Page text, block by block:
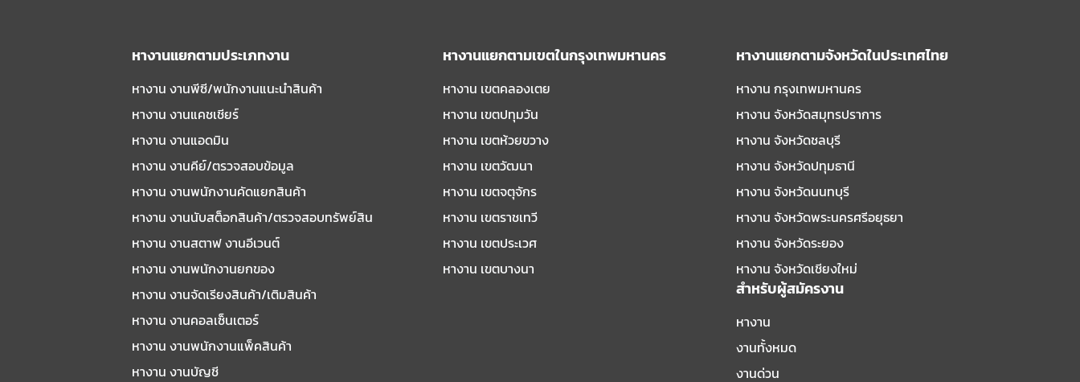
หางานแยกตามประเภทงาน
หางาน งานพีซี/พนักงานแนะนําสินค้า
หางาน งานแคชเชียร์
หางาน งานแอดมิน
หางาน งานคีย์/ตรวจสอบข้อมูล
หางาน งานพนักงานคัดแยกสินค้า
หางาน งานนับสต็อกสินค้า/ตรวจสอบทรัพย์สิน
หางาน งานสตาฟ งานอีเวนต์
หางาน งานพนักงานยกของ
หางาน งานจัดเรียงสินค้า/เติมสินค้า
หางาน งานคอลเซ็นเตอร์
หางาน งานพนักงานแพ็คสินค้า
หางาน งานบัญชี
หางานแยกตามเขตในกรุงเทพมหานคร
หางาน เขตคลองเตย
หางาน เขตปทุมวัน
หางาน เขตห้วยขวาง
หางาน เขตวัฒนา
หางาน เขตจตุจักร
หางาน เขตราชเทวี
หางาน เขตประเวศ
หางาน เขตบางนา
หางานแยกตามจังหวัดในประเทศไทย
หางาน กรุงเทพมหานคร
หางาน จังหวัดสมุทรปราการ
หางาน จังหวัดชลบุรี
หางาน จังหวัดปทุมธานี
หางาน จังหวัดนนทบุรี
หางาน จังหวัดพระนครศรีอยุธยา
หางาน จังหวัดระยอง
หางาน จังหวัดเชียงใหม่
สำหรับผู้สมัครงาน
หางาน
งานทั้งหมด
งานด่วน